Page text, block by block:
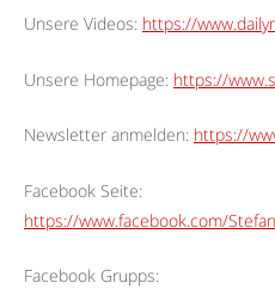
Unsere Videos: https://
Unsere Homepage: https://
Newsletter anmelden: https://
Facebook Seite:
https://www.facebook.com/
Facebook Grupps: